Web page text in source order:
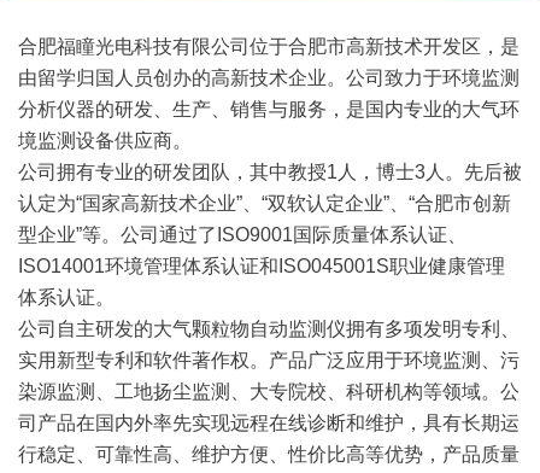
合肥福瞳光电科技有限公司位于合肥市高新技术开发区，是
由留学归国人员创办的高新技术企业。公司致力于环境监测
分析仪器的研发、生产、销售与服务，是国内专业的大气环
境监测设备供应商。
公司拥有专业的研发团队，其中教授1人，博士3人。先后被
认定为“国家高新技术企业”、“双软认定企业”、“合肥市创新
型企业”等。公司通过了ISO9001国际质量体系认证、
ISO14001环境管理体系认证和ISO045001S职业健康管理
体系认证。
公司自主研发的大气颗粒物自动监测仪拥有多项发明专利、
实用新型专利和软件著作权。产品广泛应用于环境监测、污
染源监测、工地扬尘监测、大专院校、科研机构等领域。公
司产品在国内外率先实现远程在线诊断和维护，具有长期运
行稳定、可靠性高、维护方便、性价比高等优势，产品质量